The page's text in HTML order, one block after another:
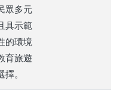
眾多元
具示範
的環境
育旅遊
擇。